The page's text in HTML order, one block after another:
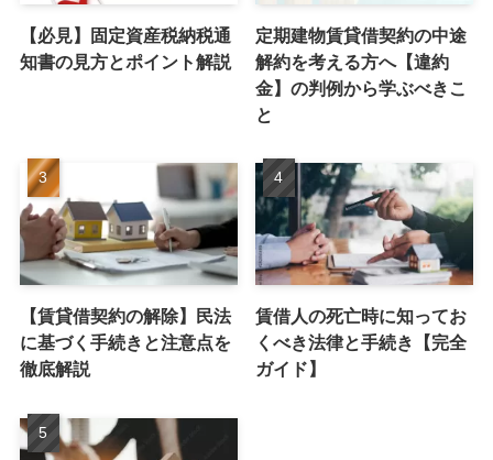
【必見】固定資産税納税通
知書の見方とポイント解説
定期建物賃貸借契約の中途
解約を考える方へ【違約
金】の判例から学ぶべきこ
と
【賃貸借契約の解除】民法
に基づく手続きと注意点を
徹底解説
賃借人の死亡時に知ってお
くべき法律と手続き【完全
ガイド】